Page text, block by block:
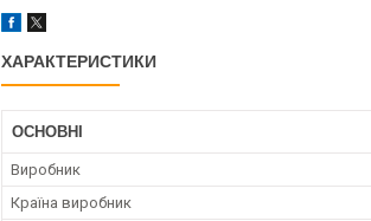
ХАРАКТЕРИСТИКИ
ОСНОВНІ
Виробник
Країна виробник